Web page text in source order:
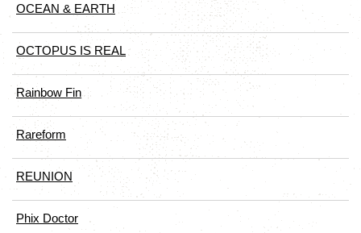
OCEAN & EARTH
OCTOPUS IS REAL
Rainbow Fin
Rareform
REUNION
Phix Doctor